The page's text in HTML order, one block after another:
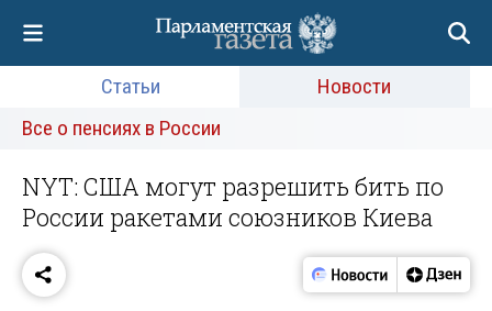
Статьи
Новости
Все о пенсиях в России
NYT: США могут разрешить бить по
России ракетами союзников Киева